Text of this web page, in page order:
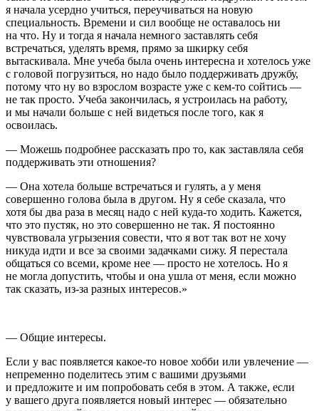
я начала усердно учиться, переучиваться на новую
специальность. Времени и сил вообще не оставалось ни
на что. Ну и тогда я начала немного заставлять себя
встречаться, уделять время, прямо за шкирку себя
вытаскивала. Мне учеба была очень интересна и хотелось уже
с головой погрузиться, но надо было поддерживать дружбу,
потому что ну во взрослом возрасте уже с кем-то сойтись —
не так просто. Учеба закончилась, я устроилась на работу,
и мы начали больше с ней видеться после того, как я
освоилась.
— Можешь подробнее рассказать про то, как заставляла себя
поддерживать эти отношения?
— Она хотела больше встречаться и гулять, а у меня
совершенно голова была в другом. Ну я себе сказала, что
хотя бы два раза в месяц надо с ней куда-то ходить. Кажется,
что это пустяк, но это совершенно не так. Я постоянно
чувствовала угрызения совести, что я вот так вот не хочу
никуда идти и все за своими задачками сижу. Я перестала
общаться со всеми, кроме нее — просто не хотелось. Но я
не могла допустить, чтобы и она ушла от меня, если можно
так сказать, из-за разных интересов.»
— Общие интересы.
Если у вас появляется какое-то новое хобби или увлечение —
непременно поделитесь этим с вашими друзьями
и предложите и им попробовать себя в этом. А также, если
у вашего друга появляется новый интерес — обязательно